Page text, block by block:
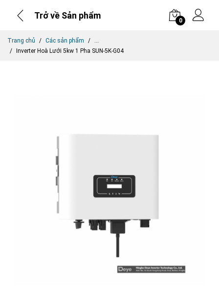
Trở về Sản phẩm
0
Trang chủ Các sản phẩm
...
Inverter Hoà Lưới 5kw 1 Pha SUN-5K-G04